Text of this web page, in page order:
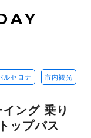
ルセロナ 市内観光
ング 乗り
ップバス